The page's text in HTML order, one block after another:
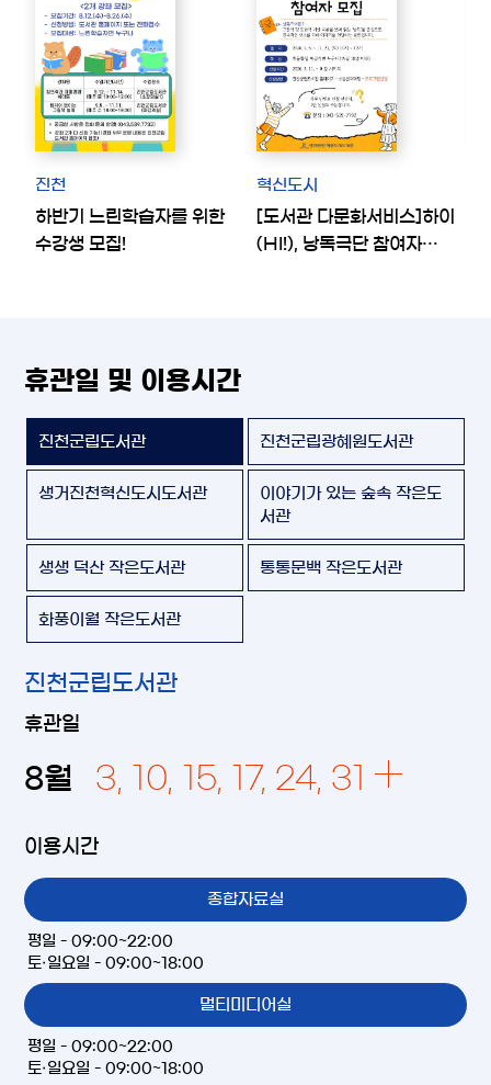
진천
하반기 느린학습자를 위한
수강생 모집!
혁신도시
[도서관 다문화서비스]하이
(HI!), 낭독극단 참여자
휴관일 및 이용시간
진천군립도서관 진천군립광혜원도서관
생거진천혁신도시도서관
이야기가 있는 숲속 작은도
서관
생생 덕산 작은도서관 통통문백 작은도서관
화풍이월 작은도서관
진천군립도서관
휴관일
8월 3, 10, 15, 17, 24, 31
이용시간
종합자료실
평일 - 09:00~22:00
토·일요일 - 09:00~18:00
멀티미디어실
평일 - 09:00~22:00
토·일요일 - 09:00~18:00